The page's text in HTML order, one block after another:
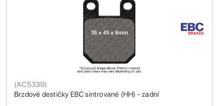
Brzdové destičky EBC sintrované (HH) - zadní
(AC5339)